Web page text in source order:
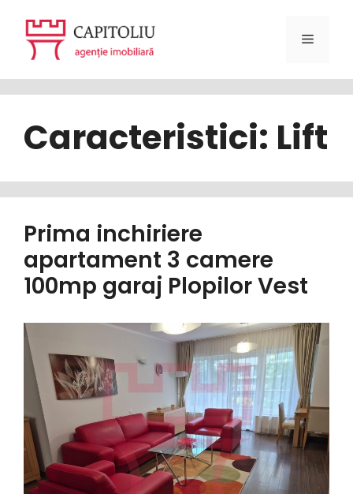
conținut
Meniu
Caracteristici: Lift
Prima inchiriere
apartament 3 camere
100mp garaj Plopilor Vest